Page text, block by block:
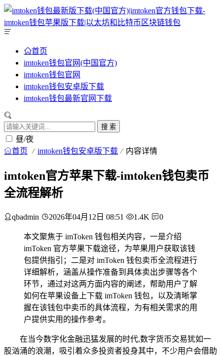
首页
imtoken钱包官网(中国官方)
imtoken钱包官网
imtoken钱包安卓版下载
imtoken钱包最新官网下载
搜 索
昼/夜
首页 imtoken钱包安卓版下载 内容详情
imtoken官方苹果下载-imtoken钱包卖币
全流程解析
qbadmin 2026年04月12日 08:51 1.4K 0
本文聚焦于 imToken 钱包相关内容，一是介绍
imToken 官方苹果下载途径，为苹果用户获取该钱
包提供指引；二是对 imToken 钱包卖币全流程进行
详细解析，涵盖从操作准备到具体卖出步骤等各个
环节，通过对这两方面内容的阐述，帮助用户了解
如何在苹果设备上下载 imToken 钱包，以及清晰掌
握在该钱包中卖币的具体流程，为有相关需求的用
户提供实用的操作参考。
在当今数字化金融迅猛发展的时代,数字货币交易犹如一
股汹涌的浪潮，吸引着众多投资者投身其中，不少用户会借助